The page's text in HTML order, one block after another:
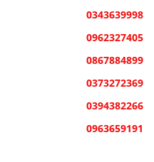
0343639998
0962327405
0867884899
0373272369
0394382266
0963659191